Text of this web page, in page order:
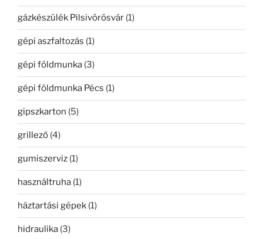
gázkészülék Pilsivörösvár (1)
gépi aszfaltozás (1)
gépi földmunka (3)
gépi földmunka Pécs (1)
gipszkarton (5)
grillező (4)
gumiszerviz (1)
használtruha (1)
háztartási gépek (1)
hidraulika (3)